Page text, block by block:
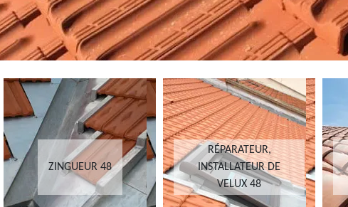
ZINGUEUR 48
RÉPARATEUR,
INSTALLATEUR DE
VELUX 48